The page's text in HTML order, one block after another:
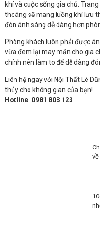
khí và cuộc sống gia chủ.
thoáng sẽ mang luồng khí lưu
đón ánh sáng dễ dàng hơn
Phòng khách luôn phải được
vừa đem lại may mắn cho gia
chính nên làm to để dễ dàng
Liên hệ ngay với Nội Thất Lê
thủy cho không gian của bạn!
Hotline: 0981 808 123
về